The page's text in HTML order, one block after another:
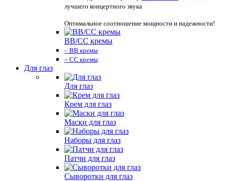
лучшего концертного звука
Оптимальное соотношение мощности и надежности!
ВВ/СС кремы
– ВВ кремы
– СС кремы
Для глаз
Для глаз
Крем для глаз
Маски для глаз
Наборы для глаз
Патчи для глаз
Сыворотки для глаз